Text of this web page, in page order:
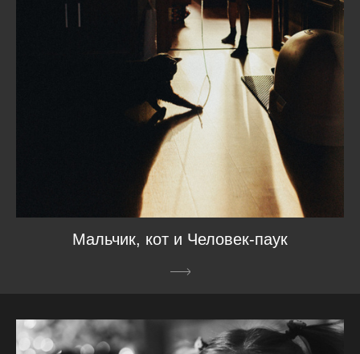
Мальчик, кот и Человек-паук